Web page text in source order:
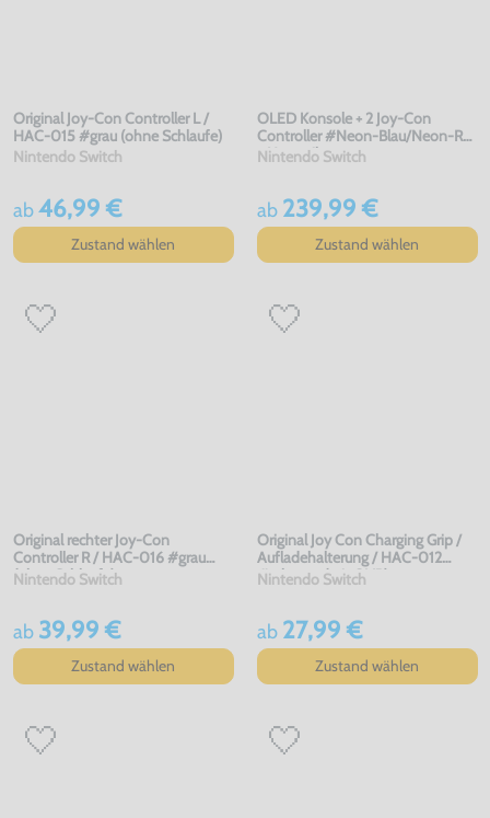
Original Joy-Con Controller L /
HAC-015 #grau (ohne Schlaufe)
Nintendo Switch
ab46,99 €
Zustand wählen
OLED Konsole + 2 Joy-Con
Controller #Neon-Blau/Neon-Rot
+ Netzteil
Nintendo Switch
ab 239,99 €
Zustand wählen
Original rechter Joy-Con
Controller R / HAC-016 #grau
(ohne Schlaufe)
Nintendo Switch
ab 39,99 €
Zustand wählen
Original Joy Con Charging Grip /
Aufladehalterung / HAC-012
#schwarz (mit OVP)
Nintendo Switch
ab 27,99 €
Zustand wählen